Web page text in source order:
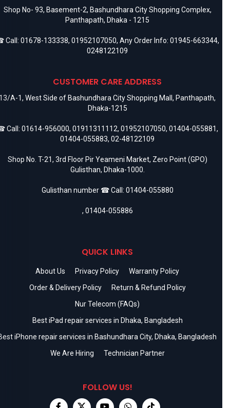
Shop No- 93, Basement-2, Bashundhara City Shopping Complex,
Panthapath, Dhaka - 1215
Call: 01678-133338, 01952107050, Any Order Info: 01945-663344,
0248122109
CUSTOMER CARE ADDRESS
A-1, West Side of Bashundhara City Shopping Mall, Panthapath,
Dhaka-1215
Call: 01614-956000, 01911311112, 01952107050, 01404-055881,
01404-055883, 02-48122109
Shop No. T-21, 3rd Floor Pir Yeameni Market, Zero Point (GPO)
Gulisthan, Dhaka-1000.
Gulisthan number ☎ Call: 01404-055880
, 01404-055886
QUICK LINKS
About Us Privacy Policy
Warranty Policy
Order & Delivery Policy
Return & Refund Policy
Nur Telecom (FAQs)
Best iPad repair services in Dhaka, Bangladesh
iPhone repair services in Bashundhara City, Dhaka, Bangladesh
We Are Hiring
Technician Partner
FOLLOW US!